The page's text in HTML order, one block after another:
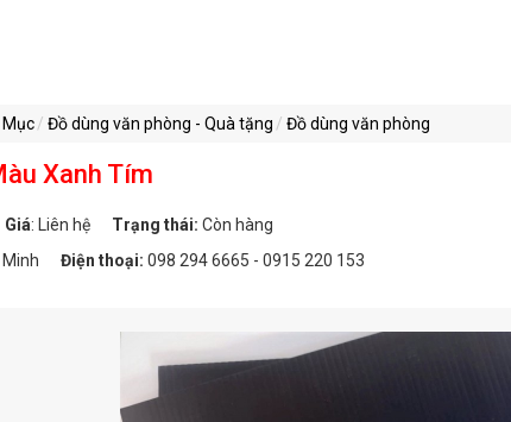
Đồ dùng văn phòng - Quà tặng Đồ dùng văn phòng
Xanh Tím
Giá: Liên hệ Trạng thái: Còn hàng
Điện thoại: 098 294 6665 - 0915 220 153